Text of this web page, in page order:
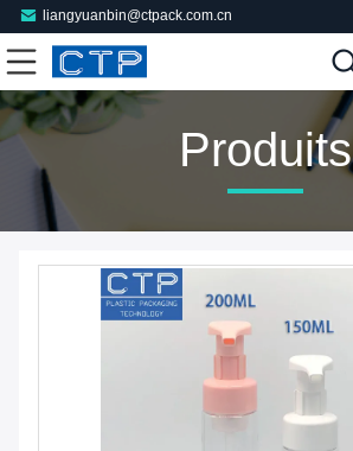
liangyuanbin@ctpack.com.cn
Produits